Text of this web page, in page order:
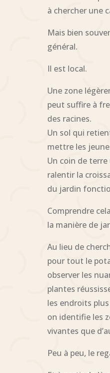
à chercher une
Mais bien
général.
Il est local.
Une zone
peut suffire à
des racines.
Un sol qui
mettre les
Un coin de
ralentir la
du jardin
Comprendre
la manière de
Au lieu de
pour tout le
observer les
plantes
les endroits
on identifie les
vivantes que
Peu à peu, le